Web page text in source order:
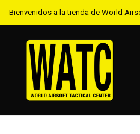
Bienvenidos a la tienda de World